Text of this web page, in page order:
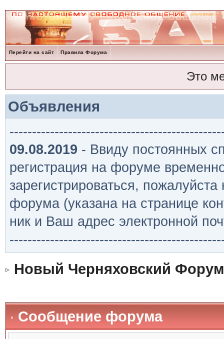
Перейти на сайт Правила Форума
Это
Объявления
09.08.2019 - Ввиду постоянных
регистрация на форуме
зарегистрироваться,
форума (указана на странице
ник и Ваш адрес электронной
Новый Черняховский Форум
Сообщение форума